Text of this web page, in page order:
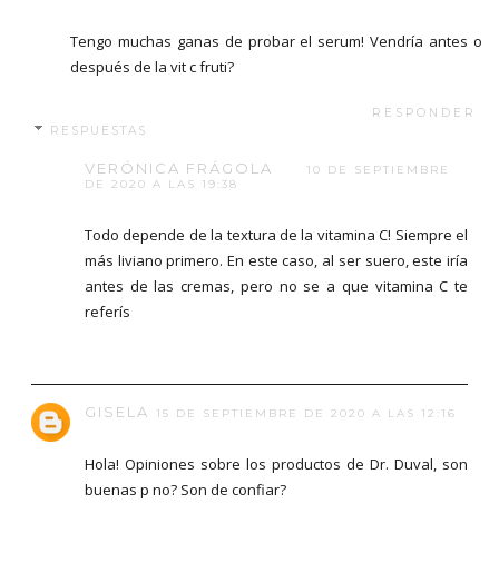
Tengo muchas ganas de probar el serum! Vendría antes o
después de la vit c fruti?
RESPONDER
RESPUESTAS
VERÓNICA FRÁGOLA
10 DE SEPTIEMBRE
DE 2020 A LAS 19:38
Todo depende de la textura de la vitamina C! Siempre el
más liviano primero. En este caso, al ser suero, este iría
antes de las cremas, pero no se a que vitamina C te
referís
GISELA 15 DE SEPTIEMBRE DE 2020 A LAS 12:16
Hola! Opiniones sobre los productos de Dr. Duval, son
buenas p no? Son de confiar?